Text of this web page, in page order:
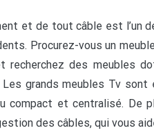
et de tout câble est l’un
Procurez-vous un
des meubles
grands meubles Tv
compact et centralisé. De
des câbles, qui vous